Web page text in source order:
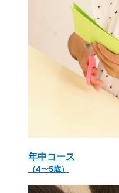
年中コース
（4〜5歳）